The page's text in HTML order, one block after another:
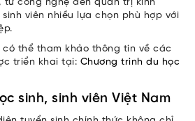
từ công nghệ đến quản trị kinh
viên nhiều lựa chọn phù hợp với
thể tham khảo thông tin về các
triển khai tại: Chương trình du học
sinh, sinh viên Việt Nam